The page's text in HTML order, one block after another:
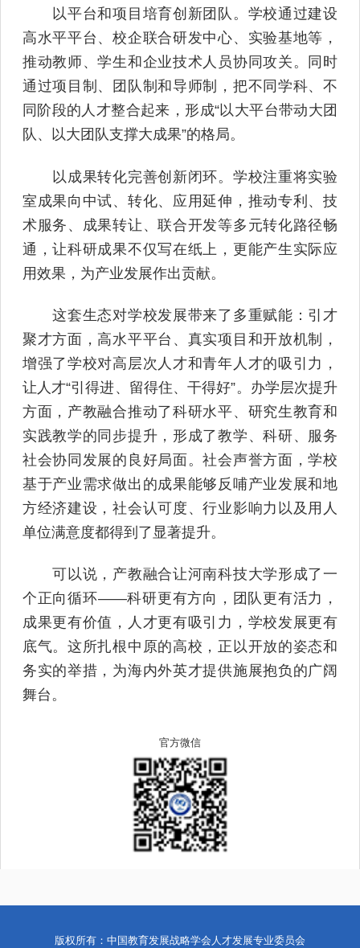
以平台和项目培育创新团队。学校通过建设
高水平平台、校企联合研发中心、实验基地等，
推动教师、学生和企业技术人员协同攻关。同时
通过项目制、团队制和导师制，把不同学科、不
同阶段的人才整合起来，形成“以大平台带动大团
队、以大团队支撑大成果”的格局。
以成果转化完善创新闭环。学校注重将实验
室成果向中试、转化、应用延伸，推动专利、技
术服务、成果转让、联合开发等多元转化路径畅
通，让科研成果不仅写在纸上，更能产生实际应
用效果，为产业发展作出贡献。
这套生态对学校发展带来了多重赋能：引才
聚才方面，高水平平台、真实项目和开放机制，
增强了学校对高层次人才和青年人才的吸引力，
让人才“引得进、留得住、干得好”。办学层次提升
方面，产教融合推动了科研水平、研究生教育和
实践教学的同步提升，形成了教学、科研、服务
社会协同发展的良好局面。社会声誉方面，学校
基于产业需求做出的成果能够反哺产业发展和地
方经济建设，社会认可度、行业影响力以及用人
单位满意度都得到了显著提升。
可以说，产教融合让河南科技大学形成了一
个正向循环——科研更有方向，团队更有活力，
成果更有价值，人才更有吸引力，学校发展更有
底气。这所扎根中原的高校，正以开放的姿态和
务实的举措，为海内外英才提供施展抱负的广阔
舞台。
官方微信
版权所有：中国教育发展战略学会人才发展专业委员会